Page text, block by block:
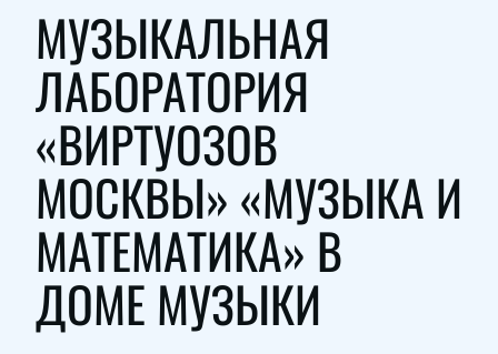
МУЗЫКАЛЬНАЯ
ЛАБОРАТОРИЯ
«ВИРТУОЗОВ
МОСКВЫ» «МУЗЫКА И
МАТЕМАТИКА» В
ДОМЕ МУЗЫКИ